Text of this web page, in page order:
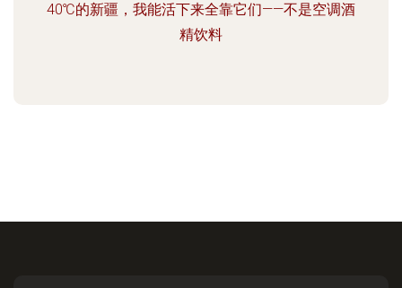
40℃的新疆，我能活下来全靠它们——不是空调酒
精饮料